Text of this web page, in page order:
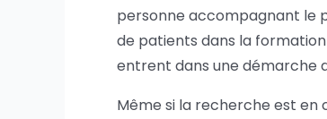
personne accompagnant le
de patients dans la
entrent dans une démarche
Même si la recherche est en